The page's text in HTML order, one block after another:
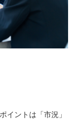
イントは「市況」